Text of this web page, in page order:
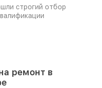
строгий отбор
ремонт в